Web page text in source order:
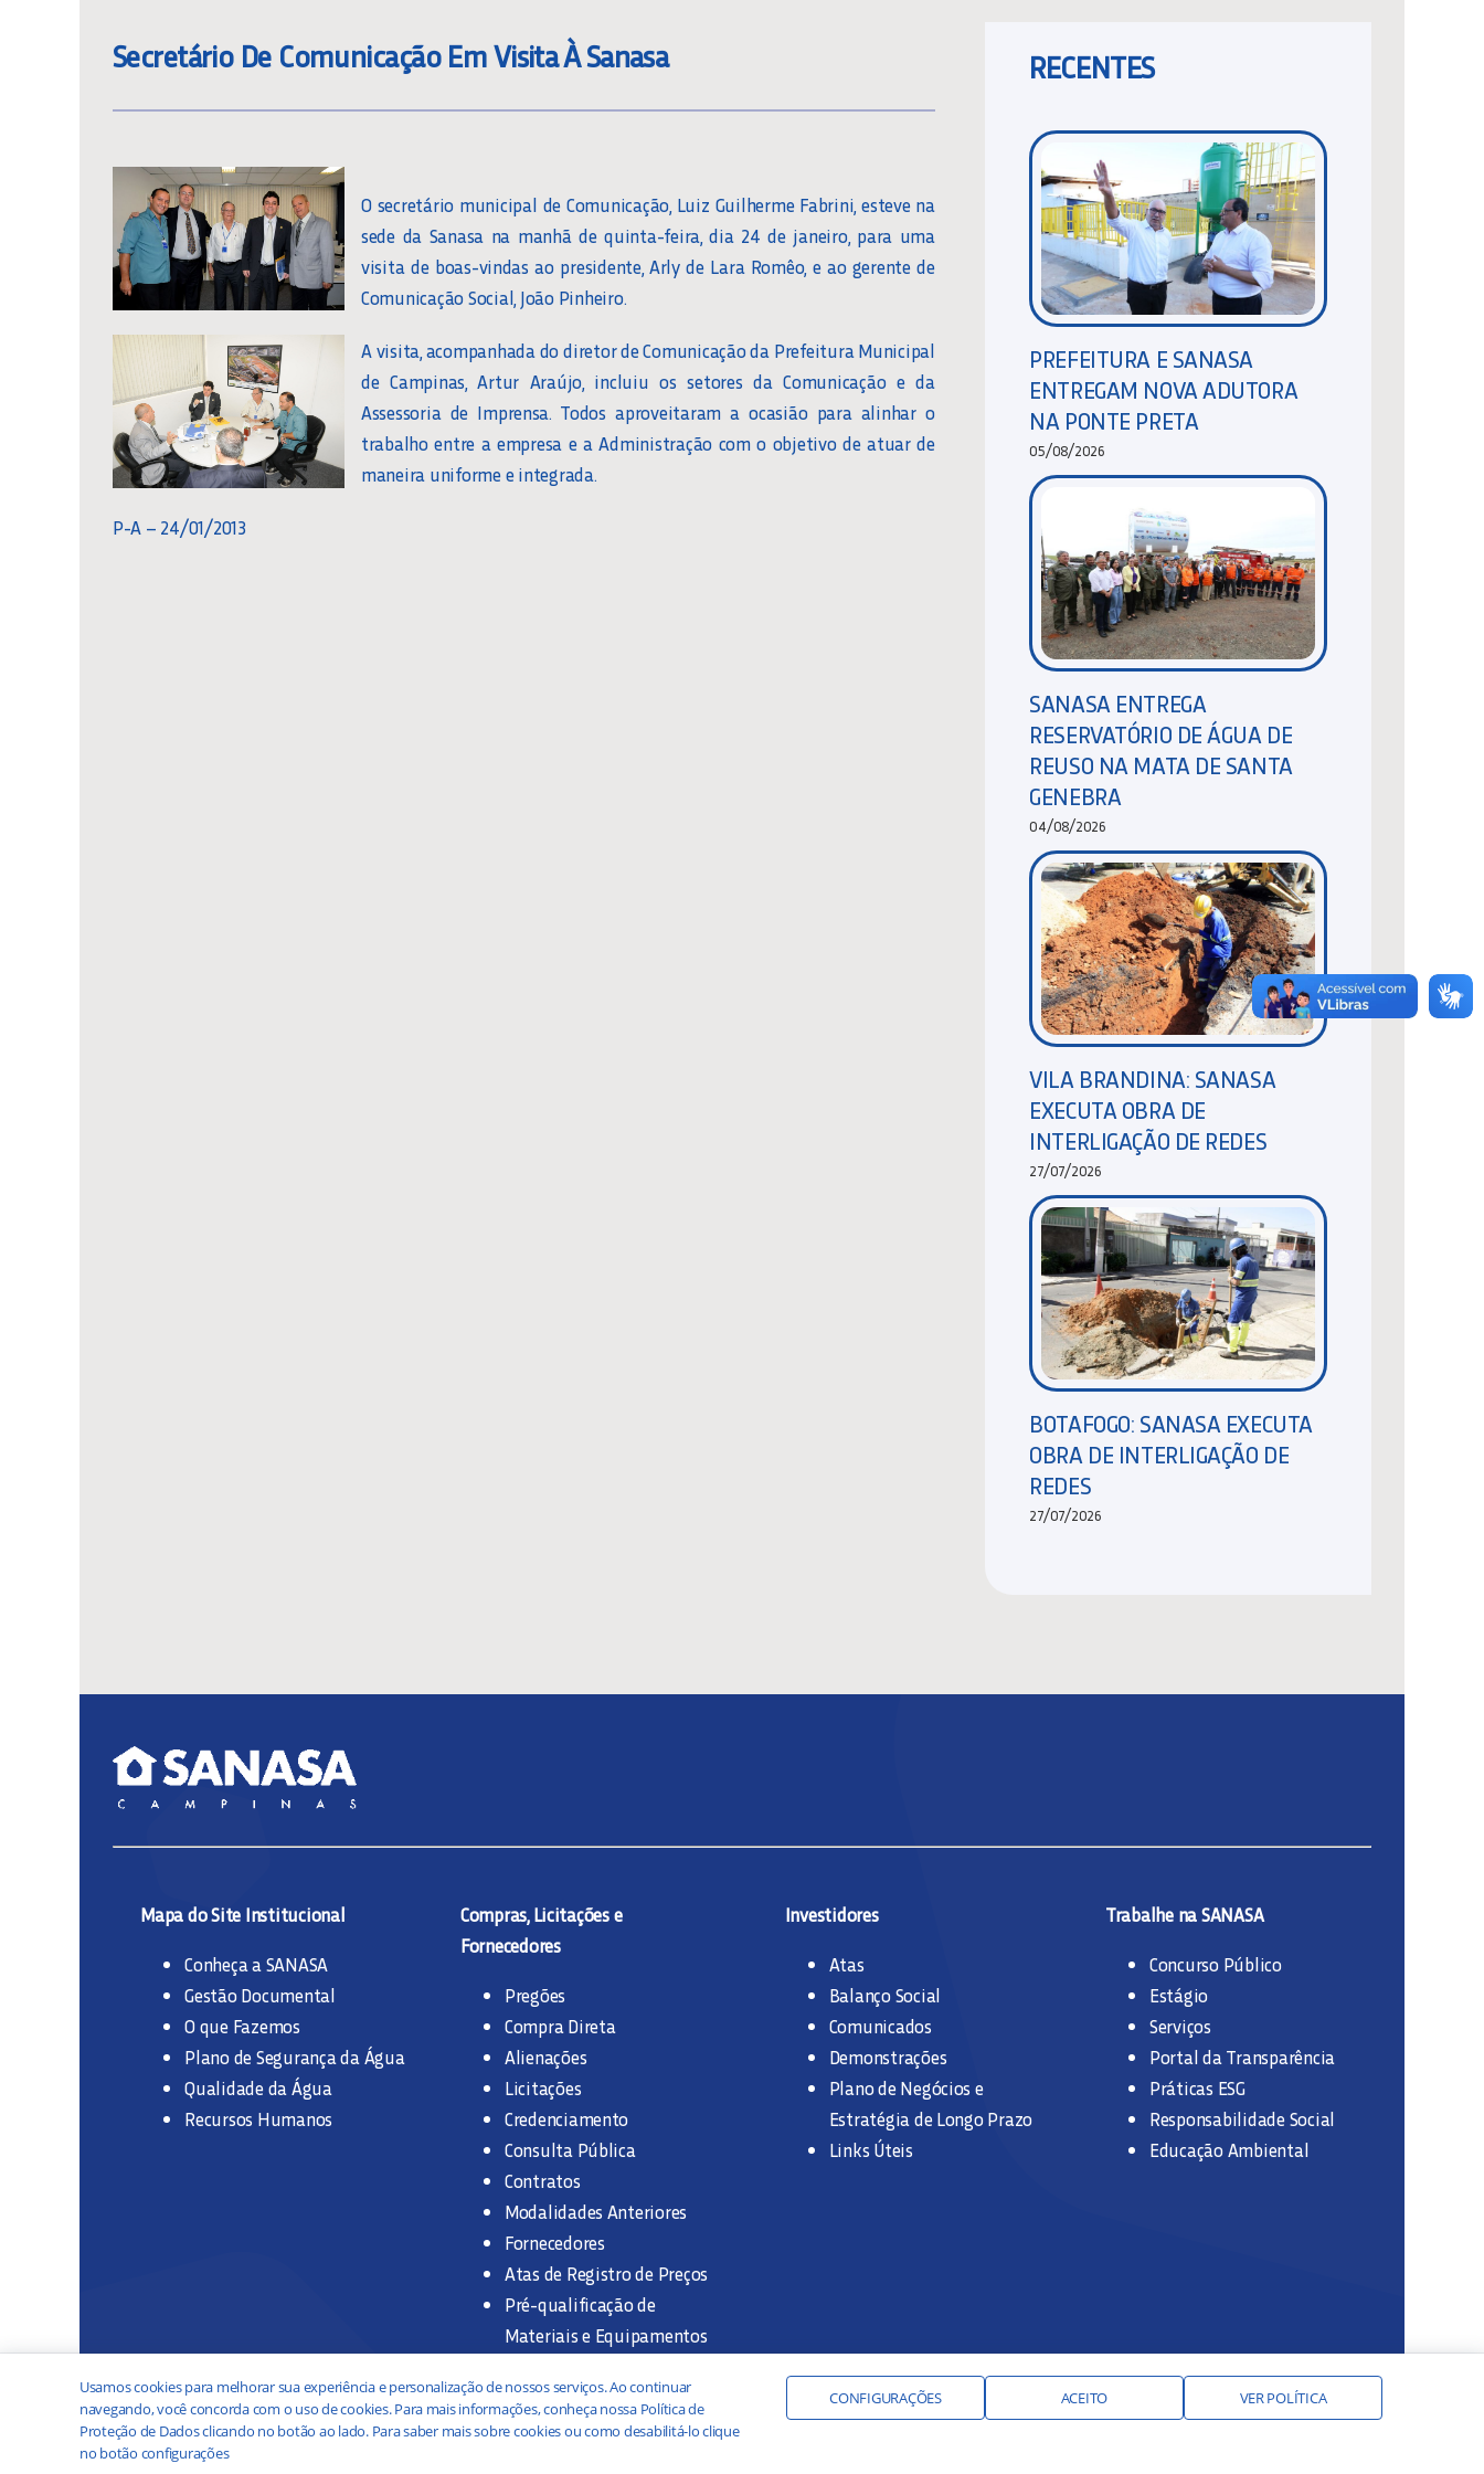
Secretário De Comunicação Em Visita À Sanasa
O secretário municipal de Comunicação, Luiz Guilherme Fabrini, esteve na
sede da Sanasa na manhã de quinta-feira, dia 24 de janeiro, para uma
visita de boas-vindas ao presidente, Arly de Lara Romêo, e ao gerente de
Comunicação Social, João Pinheiro.
A visita, acompanhada do diretor de Comunicação da Prefeitura Municipal
de Campinas, Artur Araújo, incluiu os setores da Comunicação e da
Assessoria de Imprensa. Todos aproveitaram a ocasião para alinhar o
trabalho entre a empresa e a Administração com o objetivo de atuar de
maneira uniforme e integrada.
P-A – 24/01/2013
RECENTES
PREFEITURA E SANASA
ENTREGAM NOVA ADUTORA
NA PONTE PRETA
05/08/2026
SANASA ENTREGA
RESERVATÓRIO DE ÁGUA DE
REUSO NA MATA DE SANTA
GENEBRA
04/08/2026
VILA BRANDINA: SANASA
EXECUTA OBRA DE
INTERLIGAÇÃO DE REDES
27/07/2026
BOTAFOGO: SANASA EXECUTA
OBRA DE INTERLIGAÇÃO DE
REDES
27/07/2026
Mapa do Site Institucional
Conheça a SANASA
Gestão Documental
O que Fazemos
Plano de Segurança da Água
Qualidade da Água
Recursos Humanos
Compras, Licitações e
Fornecedores
Pregões
Compra Direta
Alienações
Licitações
Credenciamento
Consulta Pública
Contratos
Modalidades Anteriores
Fornecedores
Atas de Registro de Preços
Pré-qualificação de
Materiais e Equipamentos
Documentação Interna
Investidores
Atas
Balanço Social
Comunicados
Demonstrações
Plano de Negócios e
Estratégia de Longo Prazo
Links Úteis
Trabalhe na SANASA
Concurso Público
Estágio
Serviços
Portal da Transparência
Práticas ESG
Responsabilidade Social
Educação Ambiental
Usamos cookies para melhorar sua experiência e personalização de nossos serviços. Ao continuar
navegando, você concorda com o uso de cookies. Para mais informações, conheça nossa Política de
Proteção de Dados clicando no botão ao lado. Para saber mais sobre cookies ou como desabilitá-lo clique
no botão configurações
CONFIGURAÇÕES ACEITO VER POLÍTICA